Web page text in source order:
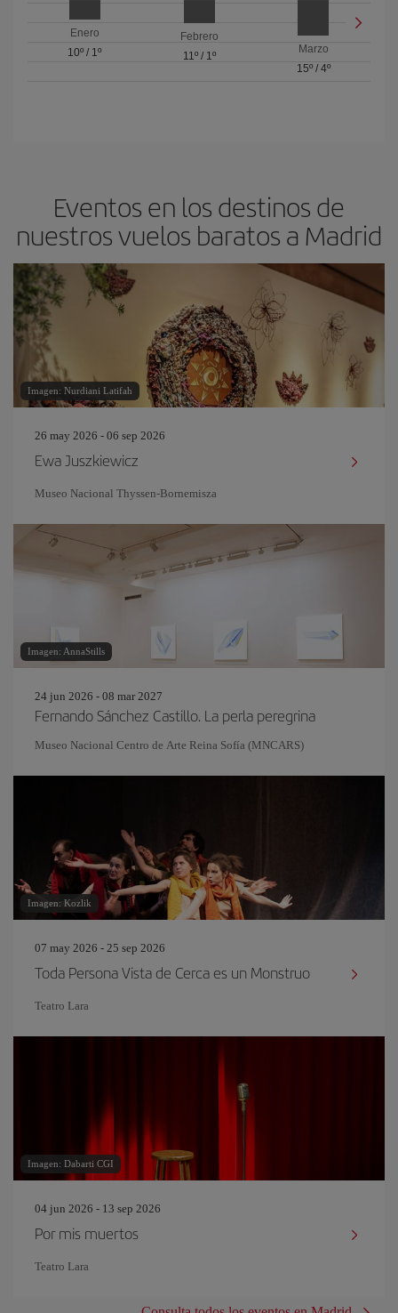
Enero
10º / 1º
Febrero
11º/ 1º
Marzo
15º/ 4º
Eventos en los destinos de
nuestros vuelos baratos a Madrid
Imagen: Nurdiani Latifah
26 may 2026 - 06 sep 2026
Ewa Juszkiewicz
Museo Nacional Thyssen-Bornemisza
Imagen: AnnaStills
24 jun 2026 - 08 mar 2027
Fernando Sánchez Castillo. La perla peregrina
Museo Nacional Centro de Arte Reina Sofía (MNCARS)
Imagen: Kozlik
07 may 2026 - 25 sep 2026
Toda Persona Vista de Cerca es un Monstruo
Teatro Lara
Imagen: Dabarti CGI
04 jun 2026 - 13 sep 2026
Por mis muertos
Teatro Lara